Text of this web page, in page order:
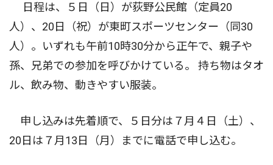
日程は、５日（日）が荻野公民館（定員20
人）、20日（祝）が東町スポーツセンター（同30
人）。いずれも午前10時30分から正午で、親子や
孫、兄弟での参加を呼びかけている。 持ち物はタオ
ル、飲み物、動きやすい服装。
申し込みは先着順で、５日分は７月４日（土）、
20日は７月13日（月）までに電話で申し込む。